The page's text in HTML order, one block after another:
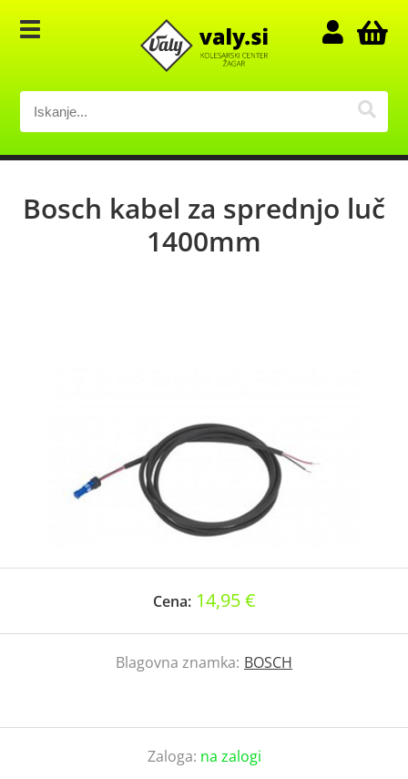
Bosch kabel za sprednjo luč
1400mm
Cena: 14,95 €
Blagovna znamka: BOSCH
Zaloga: na zalogi